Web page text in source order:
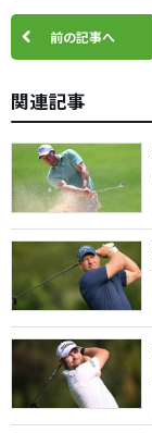
前の記事へ
関連記事